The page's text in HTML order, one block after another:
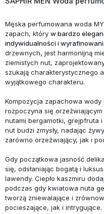
Męska perfumowana woda MY
zapach, który w bardzo
indywidualności i
drzewnych, jest harmonijną
ziemistych nut,
szukają charakterystycznego
wyjątkowego charakteru.
Kompozycja zapachowa
rozpoczyna się
nutami bergamotki, grejpfruta
nut budzi zmysły, nadając
zarówno orzeźwiający, jak i
Gdy początkowa jasność
się, odsłaniając bogatą i
lawendy. Ciepło kaszmiru
podczas gdy kwiatowa nuta
tworzą zniewalające i
pocieszające, jak i intrygujące.